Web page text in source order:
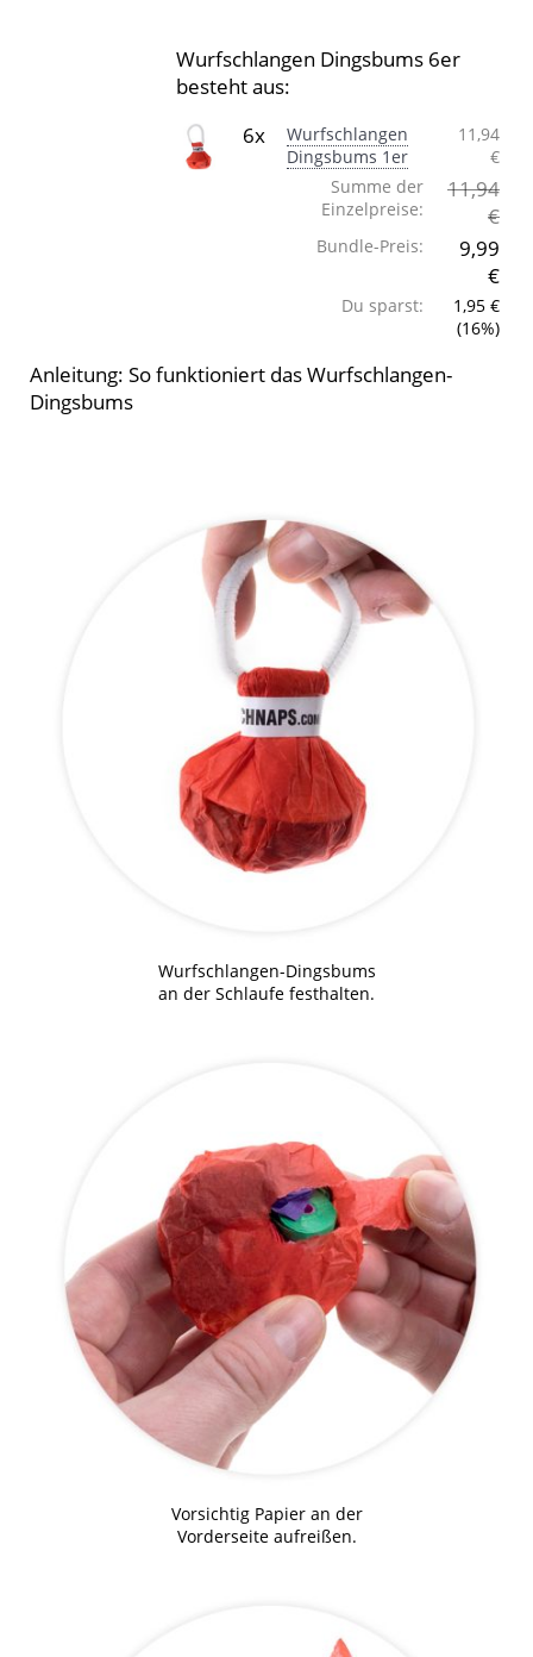
Wurfschlangen Dingsbums 6er
besteht aus:
6x
Wurfschlangen
Dingsbums 1er
11,94
€
Summe der
Einzelpreise:
11,94
€
Bundle-Preis:
9,99
€
Du sparst:
1,95 €
(16%)
Anleitung: So funktioniert das Wurfschlangen-
Dingsbums
Wurfschlangen-Dingsbums
an der Schlaufe festhalten.
Vorsichtig Papier an der
Vorderseite aufreißen.